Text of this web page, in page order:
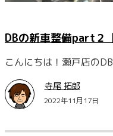
DBの新車整備part２
こんにちは！瀬戸店の
寺尾 拓郎
2022年11月17日